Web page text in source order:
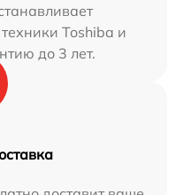
Toshiba и
до 3 лет.